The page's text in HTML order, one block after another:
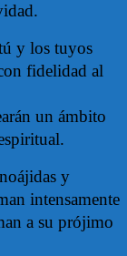
y los tuyos
fidelidad al
un ámbito
y
intensamente
a su prójimo